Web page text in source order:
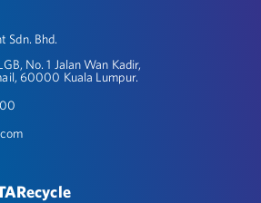
Sdn. Bhd.
No. 1 Jalan Wan Kadir,
60000 Kuala Lumpur.